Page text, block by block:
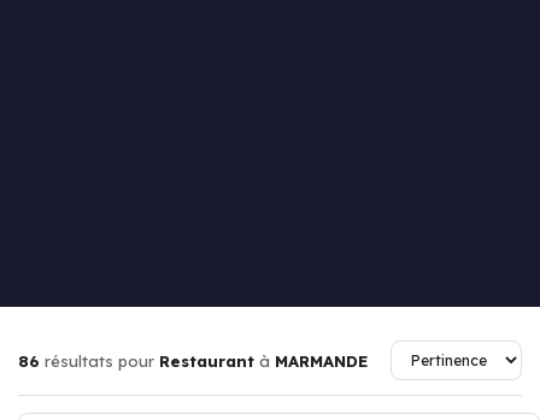
86 résultats pour Restaurant à MARMANDE